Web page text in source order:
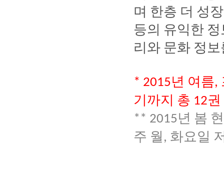
며 한층 더 성
등의 유익한
리와 문화 정
* 2015년 여름,
기까지 총 12권
** 2015년 봄
주 월 , 화요일